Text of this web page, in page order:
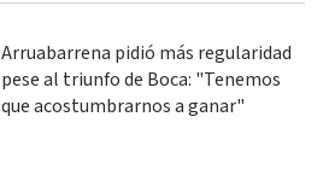
Arruabarrena pidió más regularidad
pese al triunfo de Boca: "Tenemos
que acostumbrarnos a ganar"